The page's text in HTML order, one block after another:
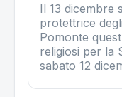
Il 13 dicembre
protettrice
Pomonte
religiosi per la
sabato 12